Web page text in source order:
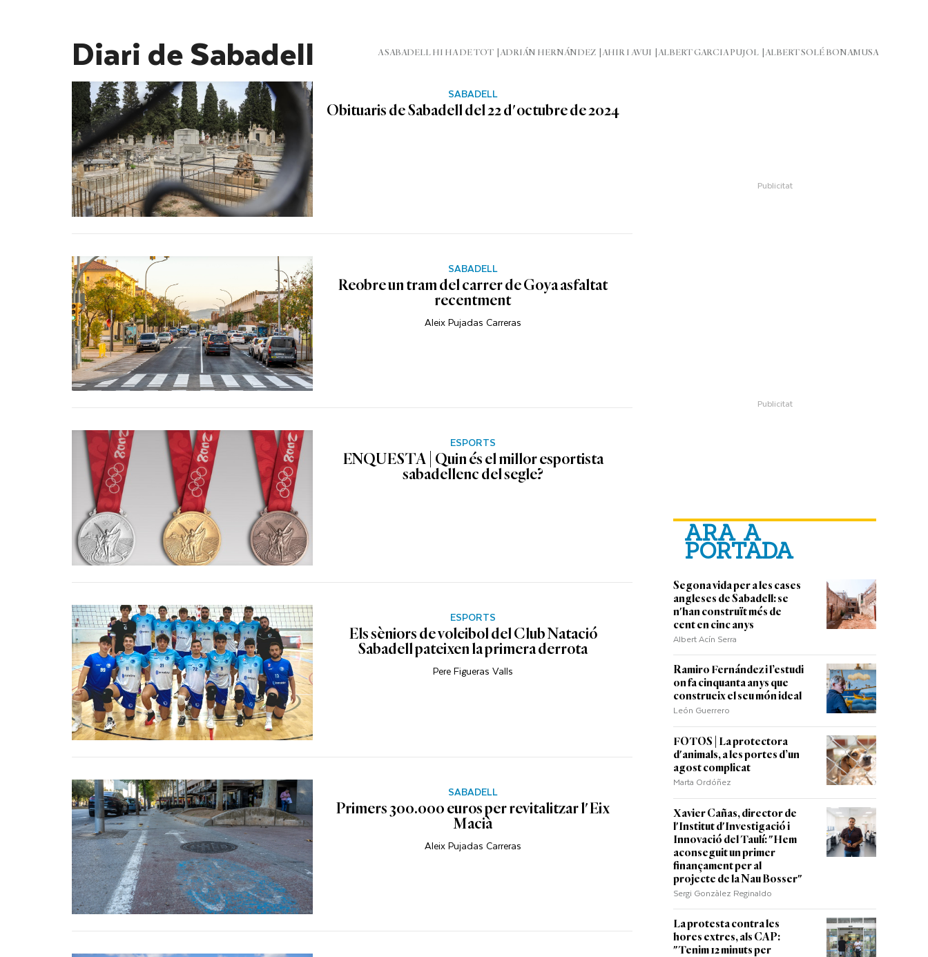
Diari de Sabadell A SABADELL HI HA DE TOT ADRIÁN HERNÁNDEZ AHIR I AVUI ALBERT GARCIA PUJOL ALBERT SOLÉ BONAMUSA
SABADELL
Obituaris de Sabadell del 22 d'octubre de 2024
SABADELL
Reobre un tram del carrer de Goya asfaltat
recentment
Aleix Pujadas Carreras
ESPORTS
ENQUESTA | Quin és el millor esportista
sabadellenc del segle?
ESPORTS
Els sèniors de voleibol del Club Natació
Sabadell pateixen la primera derrota
Pere Figueras Valls
SABADELL
Primers 300.000 euros per revitalitzar l'Eix
Macià
Aleix Pujadas Carreras
ARA A
PORTADA
Segona vida per a les cases
angleses de Sabadell: se
n'han construït més de
cent en cinc anys
Albert Acín Serra
Ramiro Fernández i l’estudi
on fa cinquanta anys que
construeix el seu món ideal
León Guerrero
FOTOS | La protectora
d'animals, a les portes d’un
agost complicat
Marta Ordóñez
Xavier Cañas, director de
l'Institut d'Investigació i
Innovació del Taulí: "Hem
aconseguit un primer
finançament per al
projecte de la Nau Bosser"
Sergi Gonzàlez Reginaldo
La protesta contra les
hores extres, als CAP:
"Tenim 12 minuts per